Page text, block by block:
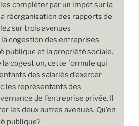
compléter par un impôt sur la
réorganisation des rapports de
sur trois avenues
cogestion des entreprises
publique et la propriété sociale.
la cogestion, cette formule qui
des salariés d’exercer
les représentants des
de l’entreprise privée. Il
les deux autres avenues. Qu’en
publique?